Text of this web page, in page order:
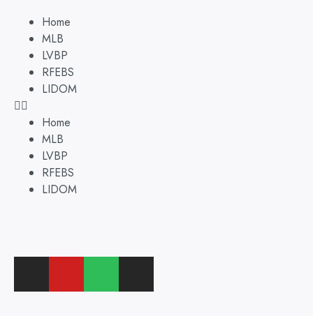
Home
MLB
LVBP
RFEBS
LIDOM
Home
MLB
LVBP
RFEBS
LIDOM